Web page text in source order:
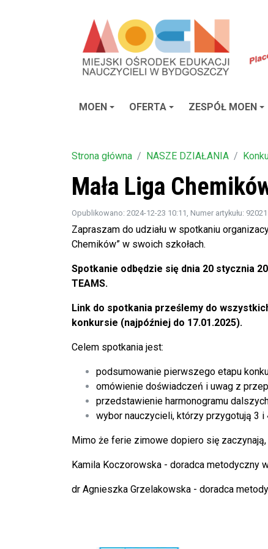
MOEN OFERTA ZESPÓŁ MOEN
Strona główna NASZE DZIAŁANIA
Mała Liga
Opublikowano: 2024-12-23 10:11 , Numer artykułu: 92021
Zapraszam do udziału w spotkaniu
Chemików” w swoich szkołach.
Spotkanie odbędzie się dnia 20 stycznia
TEAMS.
Link do spotkania prześlemy do
konkursie (najpóźniej do 17.01.2025).
Celem spotkania jest:
podsumowanie pierwszego etapu
omówienie doświadczeń i uwag z
przedstawienie harmonogramu
wybor nauczycieli, którzy przygotują 3 i
Mimo że ferie zimowe dopiero się
Kamila Koczorowska - doradca metodyczny
dr Agnieszka Grzelakowska - doradca